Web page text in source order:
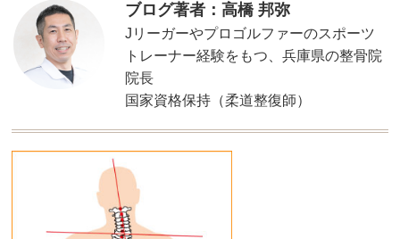
ブログ著者：高橋 邦弥
Jリーガーやプロゴルファーのスポーツ
トレーナー経験をもつ、兵庫県の整骨院
院長
国家資格保持（柔道整復師）